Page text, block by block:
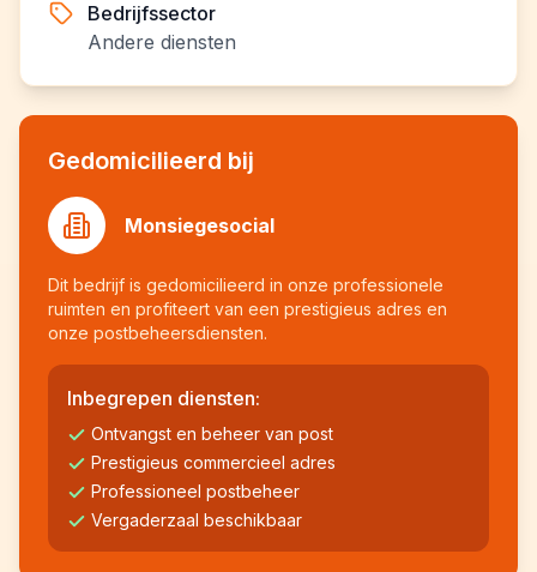
Bedrijfssector
Andere diensten
Gedomicilieerd bij
Monsiegesocial
Dit bedrijf is gedomicilieerd in onze professionele
ruimten en profiteert van een prestigieus adres en
onze postbeheersdiensten.
Inbegrepen diensten:
Ontvangst en beheer van post
Prestigieus commercieel adres
Professioneel postbeheer
Vergaderzaal beschikbaar